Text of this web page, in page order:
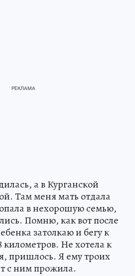
а в Курганской
Там меня мать отдала
в нехорошую семью,
Помню, как вот после
затолкаю и бегу к
километров. Не хотела к
пришлось. Я ему троих
с ним прожила.